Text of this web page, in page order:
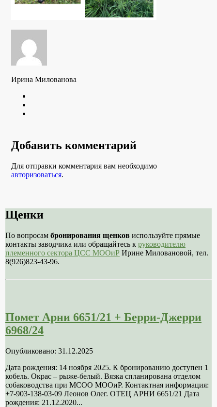
Ирина Милованова
Добавить комментарий
Для отправки комментария вам необходимо
авторизоваться.
Щенки
По вопросам бронирования щенков используйте прямые
контакты заводчика или обращайтесь к руководителю
племенного сектора ЦСС МООиР Ирине Миловановой, тел.
8(926)823-43-96.
Помет Арни 6651/21 + Берри-Джерри
6968/24
Опубликовано: 31.12.2025
Дата рождения: 14 ноября 2025. К бронированию доступен 1
кобель. Окрас – рыже-белый. Вязка спланирована отделом
собаководства при МСОО МООиР. Контактная информация:
+7-903-138-03-09 Леонов Олег. ОТЕЦ АРНИ 6651/21 Дата
рождения: 21.12.2020...